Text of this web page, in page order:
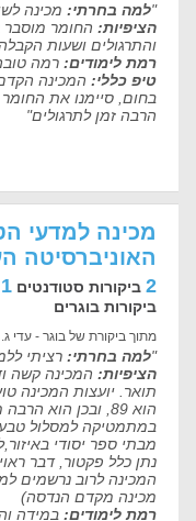
"למה בחרתי: מכינה
הציפיות: החומר מוסבר
והתרגולים ושעות
רמת לימודים: רמה
טיפ כללי: המכינה
בחום, סיימנו את החומר
הרבה זמן לתרגולים"
מכינה למדעי
האוניברסיטה
2 ביקורות סטודנטים 1
ביקורות בוגרים
מתוך ביקורת של בוגר - עדי ג. 12/08/2012
"למה בחרתי: רציתי
הציפיות: המכינה קשה
תואר. יועצות המכינה
הוא 89, ובכן
מבתי ספר יסודי
נתן כלל פקטור, דבר
המכינה לרוב נרשמים
מכינה מקדם הנדסה)
רמת לימודים: